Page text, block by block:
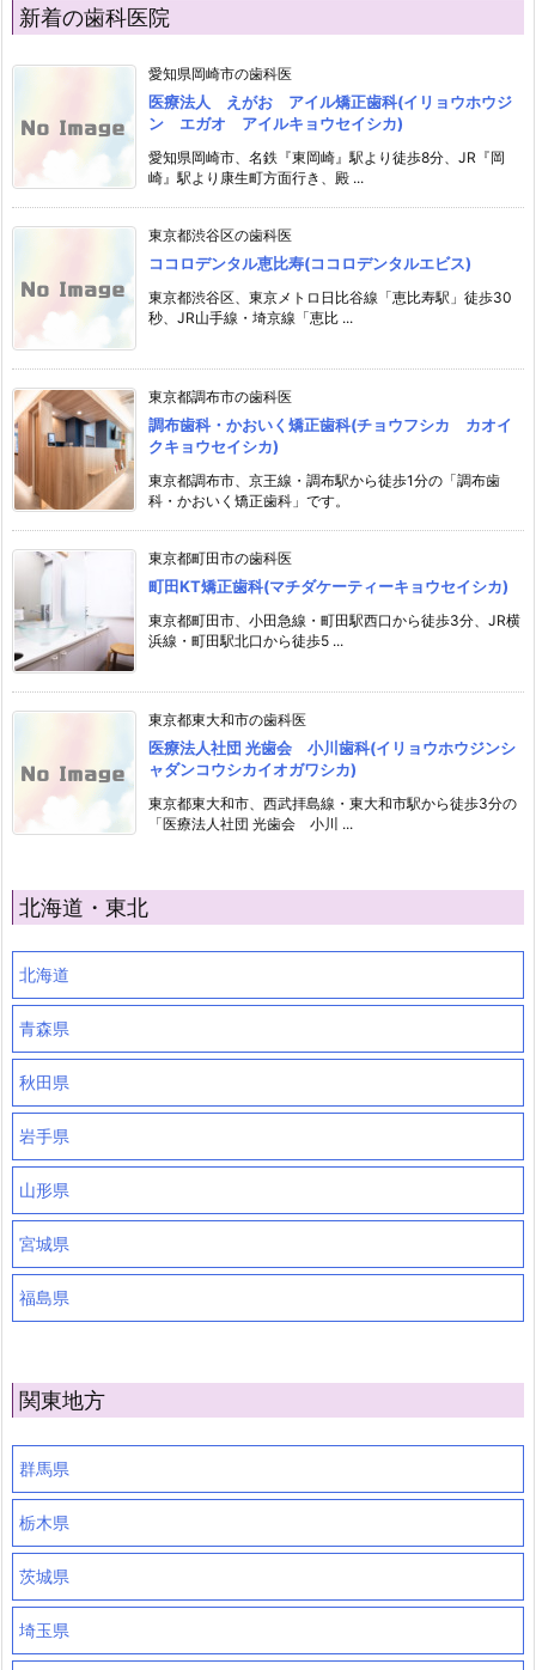
新着の歯科医院
愛知県岡崎市の歯科医
医療法人 えがお アイル矯正歯科(イリョウホウジ
ン エガオ アイルキョウセイシカ)
愛知県岡崎市、名鉄『東岡崎』駅より徒歩8分、JR『岡
崎』駅より康生町方面行き、殿 ...
東京都渋谷区の歯科医
ココロデンタル恵比寿(ココロデンタルエビス)
東京都渋谷区、東京メトロ日比谷線「恵比寿駅」徒歩30
秒、JR山手線・埼京線「恵比 ...
東京都調布市の歯科医
調布歯科・かおいく矯正歯科(チョウフシカ カオイ
クキョウセイシカ)
東京都調布市、京王線・調布駅から徒歩1分の「調布歯
科・かおいく矯正歯科」です。
東京都町田市の歯科医
町田KT矯正歯科(マチダケーティーキョウセイシカ)
東京都町田市、小田急線・町田駅西口から徒歩3分、JR横
浜線・町田駅北口から徒歩5 ...
東京都東大和市の歯科医
医療法人社団 光歯会 小川歯科(イリョウホウジンシ
ャダンコウシカイオガワシカ)
東京都東大和市、西武拝島線・東大和市駅から徒歩3分の
「医療法人社団 光歯会 小川 ...
北海道・東北
北海道
青森県
秋田県
岩手県
山形県
宮城県
福島県
関東地方
群馬県
栃木県
茨城県
埼玉県